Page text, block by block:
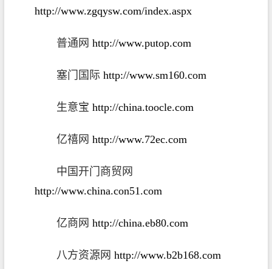
http://www.zgqysw.com/index.aspx
普通网 http://www.putop.com
塞门国际 http://www.sm160.com
生意宝 http://china.toocle.com
亿禧网 http://www.72ec.com
中国开门商贸网
http://www.china.con51.com
亿商网 http://china.eb80.com
八方资源网 http://www.b2b168.com